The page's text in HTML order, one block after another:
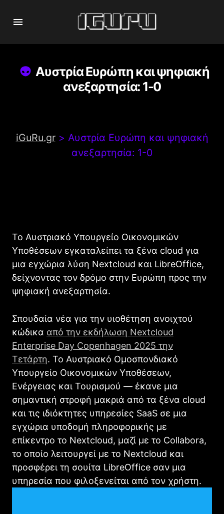
Αυστρία Ευρώπη και ψηφιακή
ανεξαρτησία: 1-0
iGuRu.gr> Αυστρία Ευρώπη και ψηφιακή
ανεξαρτησία: 1-0
Το Αυστριακό Υπουργείο Οικονομικών
Υποθέσεων εγκαταλείπει τα ξένα cloud για
μια εγχώρια λύση Nextcloud και LibreOffice,
δείχνοντας τον δρόμο στην Ευρώπη προς την
ψηφιακή ανεξαρτησία.
Σπουδαία νέα για την υιοθέτηση ανοιχτού
κώδικα από την εκδήλωση Nextcloud
Enterprise Day Copenhagen 2025 την
Τετάρτη. Το Αυστριακό Ομοσπονδιακό
Υπουργείο Οικονομικών Υποθέσεων,
Ενέργειας και Τουρισμού — έκανε μια
σημαντική στροφή μακριά από τα ξένα cloud
και τις ιδιόκτητες υπηρεσίες SaaS σε μια
εγχώρια υποδομή πληροφορικής με
επίκεντρο το Nextcloud, μαζί με το Collabora,
το οποίο λειτουργεί με το Nextcloud και
προσφέρει τη σουίτα LibreOffice σαν μια
υπηρεσία που φιλοξενείται από τον χρήστη.